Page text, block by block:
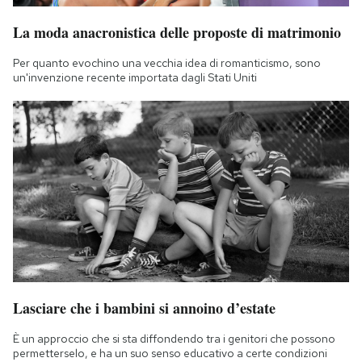
La moda anacronistica delle proposte di matrimonio
Per quanto evochino una vecchia idea di romanticismo, sono
un'invenzione recente importata dagli Stati Uniti
Lasciare che i bambini si annoino d’estate
È un approccio che si sta diffondendo tra i genitori che possono
permetterselo, e ha un suo senso educativo a certe condizioni